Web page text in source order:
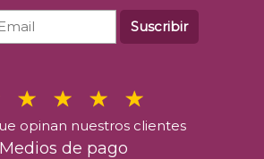
Suscribir
opinan nuestros clientes
Medios de pago